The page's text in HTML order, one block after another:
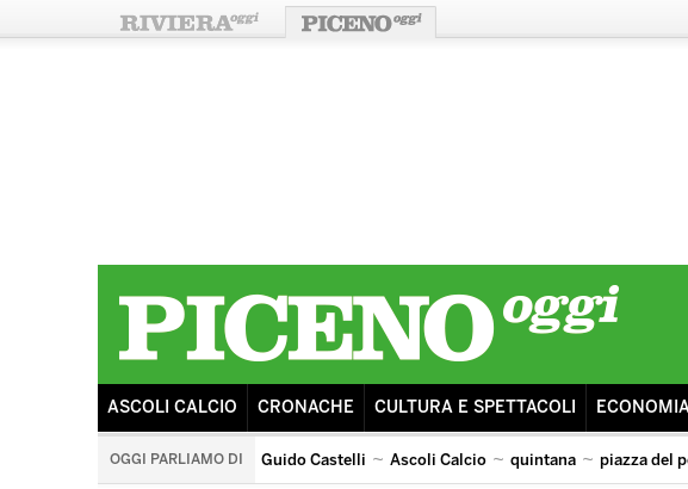
ASCOLI CALCIO CRONACHE CULTURA E SPETTACOLI
OGGI PARLIAMO DI Guido Castelli Ascoli Calcio quintana piazza del